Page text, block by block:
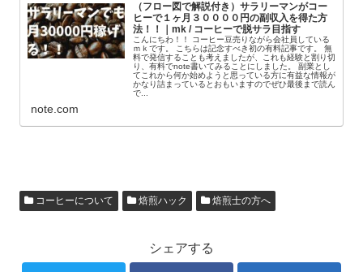
（フロー図で解説付き）サラリーマンがコー
ヒーで１ヶ月３００００円の副収入を得た方
法！！｜mk / コーヒーで脱サラ目指す
こんにちわ！！ コーヒー豆売りながら会社員している
ｍｋです。 こちらは記念すべき初の有料記事です。 無
料で発信することも考えましたが、これも経験と割り切
り、有料でnote書いてみることにしました。 副業とし
てこれから何か始めようと思っている方に有益な情報が
かなり詰まっているとおもいますのでぜひ最後まで読ん
で...
note.com
コーヒーについて 焙煎ハック 焙煎士の方へ
シェアする